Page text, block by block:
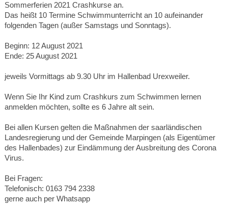
Sommerferien 2021 Crashkurse an.
Das heißt 10 Termine Schwimmunterricht an 10 aufeinander
folgenden Tagen (außer Samstags und Sonntags).
Beginn: 12 August 2021
Ende: 25 August 2021
jeweils Vormittags ab 9.30 Uhr im Hallenbad Urexweiler.
Wenn Sie Ihr Kind zum Crashkurs zum Schwimmen lernen
anmelden möchten, sollte es 6 Jahre alt sein.
Bei allen Kursen gelten die Maßnahmen der saarländischen
Landesregierung und der Gemeinde Marpingen (als Eigentümer
des Hallenbades) zur Eindämmung der Ausbreitung des Corona
Virus.
Bei Fragen:
Telefonisch: 0163 794 2338
gerne auch per Whatsapp